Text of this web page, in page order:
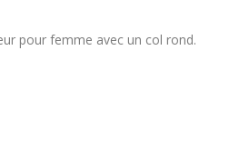
pour femme avec un col rond.